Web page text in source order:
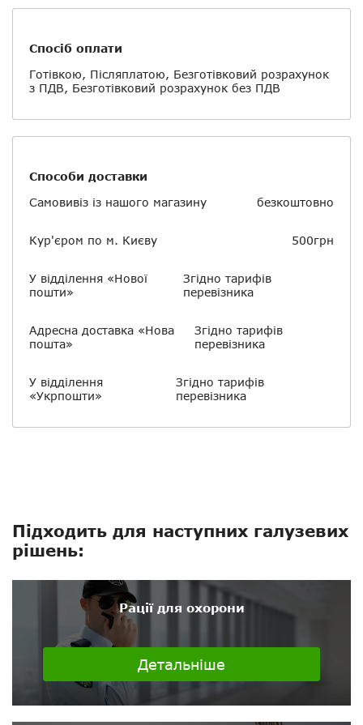
Спосіб оплати
Готівкою, Післяплатою, Безготівковий розрахунок
з ПДВ, Безготівковий розрахунок без ПДВ
Способи доставки
Самовивіз із нашого магазину
безкоштовно
Кур'єром по м. Києву 500грн
У відділення «Нової
пошти»
Згідно тарифів
перевізника
Адресна доставка «Нова
пошта»
Згідно тарифів
перевізника
У відділення
«Укрпошти»
Згідно тарифів
перевізника
Підходить для наступних галузевих
рішень:
Рації для охорони
Детальніше